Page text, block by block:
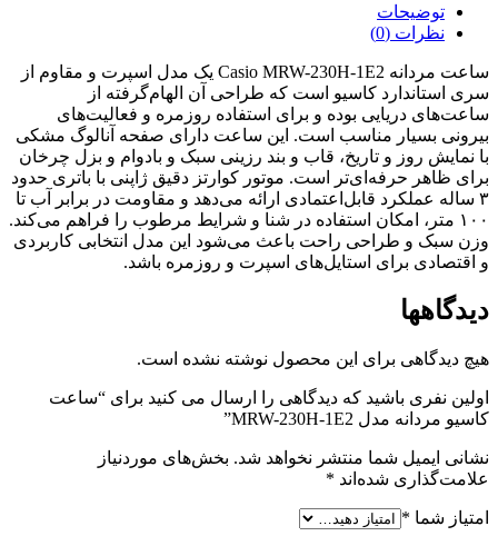
توضیحات
نظرات (0)
ساعت مردانه Casio MRW-230H-1E2 یک مدل اسپرت و مقاوم از
سری استاندارد کاسیو است که طراحی آن الهام‌گرفته از
ساعت‌های دریایی بوده و برای استفاده روزمره و فعالیت‌های
بیرونی بسیار مناسب است. این ساعت دارای صفحه آنالوگ مشکی
با نمایش روز و تاریخ، قاب و بند رزینی سبک و بادوام و بزل چرخان
برای ظاهر حرفه‌ای‌تر است. موتور کوارتز دقیق ژاپنی با باتری حدود
۳ ساله عملکرد قابل‌اعتمادی ارائه می‌دهد و مقاومت در برابر آب تا
۱۰۰ متر، امکان استفاده در شنا و شرایط مرطوب را فراهم می‌کند.
وزن سبک و طراحی راحت باعث می‌شود این مدل انتخابی کاربردی
و اقتصادی برای استایل‌های اسپرت و روزمره باشد.
دیدگاهها
هیچ دیدگاهی برای این محصول نوشته نشده است.
اولین نفری باشید که دیدگاهی را ارسال می کنید برای “ساعت
کاسیو مردانه مدل MRW-230H-1E2”
نشانی ایمیل شما منتشر نخواهد شد. بخش‌های موردنیاز
علامت‌گذاری شده‌اند *
امتیاز شما *